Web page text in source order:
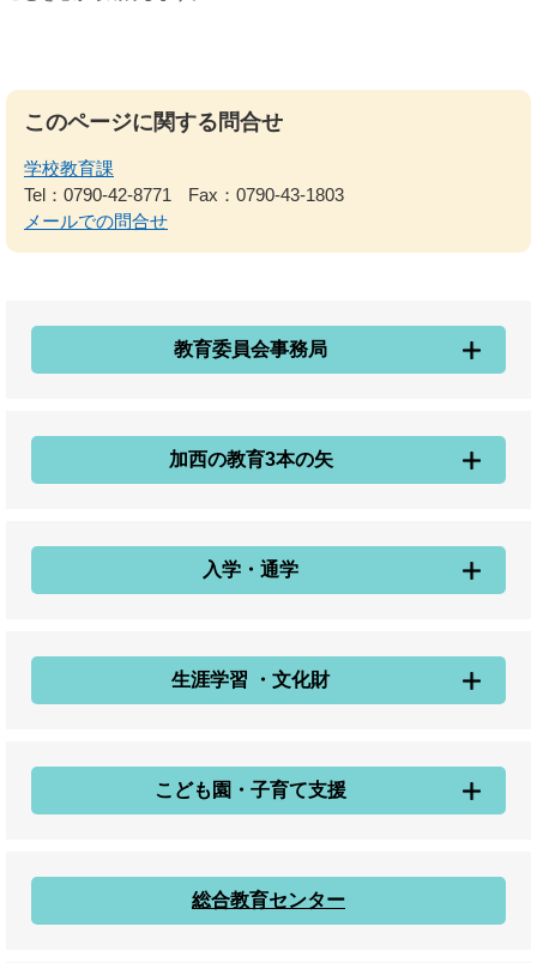
このページに関する問合せ
学校教育課
Tel：0790-42-8771
Fax：0790-43-1803
メールでの問合せ
教育委員会事務局
加西の教育3本の矢
入学・通学
生涯学習 ・文化財
こども園・子育て支援
総合教育センター